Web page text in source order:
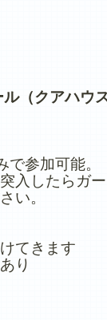
（クアハウ
参加可能。
入したらガ
い。
てきます
り